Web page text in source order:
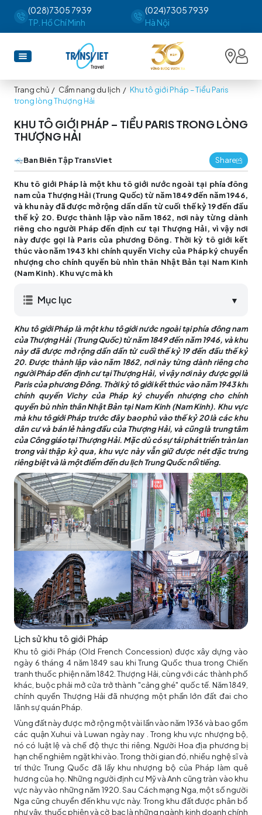
(028)7305 7939
TP. Hồ Chí Minh
(024)7305 7939
Hà Nội
Trang chủ / Cẩm nang du lịch / Khu tô giới Pháp – Tiểu Paris
trong lòng Thượng Hải
KHU TÔ GIỚI PHÁP – TIỂU PARIS TRONG LÒNG
THƯỢNG HẢI
Ban Biên Tập TransViet Share
Khu tô giới Pháp là một khu tô giới nước ngoài tại phía đông
nam của Thượng Hải (Trung Quốc) từ năm 1849 đến năm 1946,
và khu này đã được mở rộng dần dần từ cuối thế kỷ 19 đến đầu
thế kỷ 20. Được thành lập vào năm 1862, nơi này từng dành
riêng cho người Pháp đến định cư tại Thượng Hải, vì vậy nơi
này được gọi là Paris của phương Đông. Thời kỳ tô giới kết
thúc vào năm 1943 khi chính quyền Vichy của Pháp ký chuyển
nhượng cho chính quyền bù nhìn thân Nhật Bản tại Nam Kinh
(Nam Kinh). Khu vực mà kh
Mục lục ▼
Khu tô giới Pháp là một khu tô giới nước ngoài tại phía đông nam
của Thượng Hải (Trung Quốc) từ năm 1849 đến năm 1946, và khu
này đã được mở rộng dần dần từ cuối thế kỷ 19 đến đầu thế kỷ
20. Được thành lập vào năm 1862, nơi này từng dành riêng cho
người Pháp đến định cư tại Thượng Hải, vì vậy nơi này được gọi là
Paris của phương Đông. Thời kỳ tô giới kết thúc vào năm 1943 khi
chính quyền Vichy của Pháp ký chuyển nhượng cho chính
quyền bù nhìn thân Nhật Bản tại Nam Kinh (Nam Kinh). Khu vực
mà khu tô giới Pháp trước đây bao phủ vào thế kỷ 20 là các khu
dân cư và bán lẻ hàng đầu của Thượng Hải, và cũng là trung tâm
của Công giáo tại Thượng Hải. Mặc dù có sự tái phát triển tràn lan
trong vài thập kỷ qua, khu vực này vẫn giữ được nét đặc trưng
riêng biệt và là một điểm đến du lịch Trung Quốc nổi tiếng.
Lịch sử khu tô giới Pháp
Khu tô giới Pháp (Old French Concession) được xây dựng vào
ngày 6 tháng 4 năm 1849 sau khi Trung Quốc thua trong Chiến
tranh thuốc phiện năm 1842. Thượng Hải, cùng với các thành phố
khác, buộc phải mở cửa trở thành "cảng ghé" quốc tế. Năm 1849,
chính quyền Thượng Hải đã nhượng một phần lớn đất đai cho
lãnh sự quán Pháp.
Vùng đất này được mở rộng một vài lần vào năm 1936 và bao gồm
các quận Xuhui và Luwan ngày nay . Trong khu vực nhượng bộ,
nó có luật lệ và chế độ thực thi riêng. Người Hoa địa phương bị
hạn chế nghiêm ngặt khi vào. Trong thời gian đó, nhiều nghệ sĩ và
trí thức Trung Quốc đã lấy khu nhượng bộ của Pháp làm quê
hương của họ. Những người định cư Mỹ và Anh cũng tràn vào khu
vực này vào những năm 1920. Sau Cách mạng Nga, một số người
Nga cũng chuyển đến khu vực này. Trong khu đất được phân bổ
như vậy, thuốc phiện và cờ bạc là những ngành kinh doanh chính